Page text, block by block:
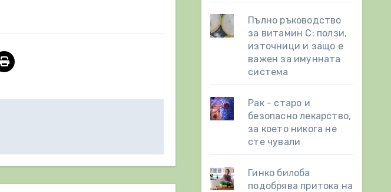
Пълно ръководство
за витамин С: ползи,
източници и защо е
важен за имунната
система
Рак - старо и
безопасно лекарство,
за което никога не
сте чували
Гинко билоба
подобрява притока на